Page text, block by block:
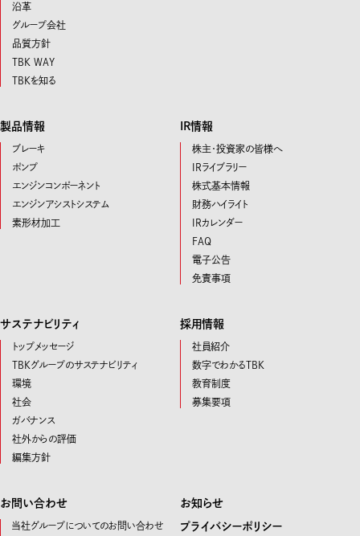
沿革
グループ会社
品質方針
TBK WAY
TBKを知る
製品情報
ブレーキ
ポンプ
エンジンコンポーネント
エンジンアシストシステム
素形材加工
IR情報
株主・投資家の皆様へ
IRライブラリー
株式基本情報
財務ハイライト
IRカレンダー
FAQ
電子公告
免責事項
サステナビリティ
トップメッセージ
TBKグループのサステナビリティ
環境
社会
ガバナンス
社外からの評価
編集方針
採用情報
社員紹介
数字でわかるTBK
教育制度
募集要項
お問い合わせ
当社グループについてのお問い合わせ
お知らせ
プライバシーポリシー